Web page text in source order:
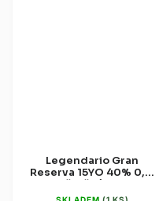
Legendario Gran
Reserva 15YO 40% 0,7l
(dřevěný box)